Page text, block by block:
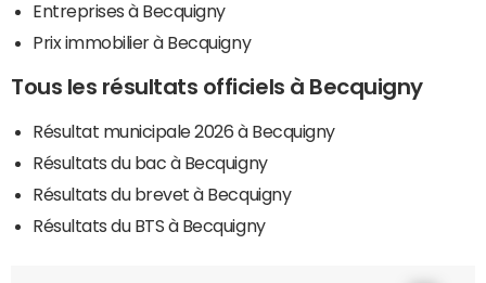
Entreprises à Becquigny
Prix immobilier à Becquigny
Tous les résultats officiels à Becquigny
Résultat municipale 2026 à Becquigny
Résultats du bac à Becquigny
Résultats du brevet à Becquigny
Résultats du BTS à Becquigny